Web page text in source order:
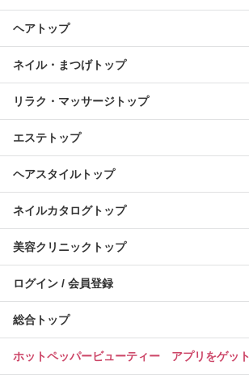
ヘアトップ
ネイル・まつげトップ
リラク・マッサージトップ
エステトップ
ヘアスタイルトップ
ネイルカタログトップ
美容クリニックトップ
ログイン / 会員登録
総合トップ
ホットペッパービューティー アプリをゲット